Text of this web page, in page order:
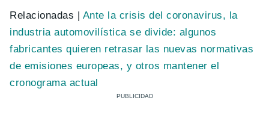
Relacionadas | Ante la crisis del coronavirus, la
industria automovilística se divide: algunos
fabricantes quieren retrasar las nuevas normativas
de emisiones europeas, y otros mantener el
cronograma actual